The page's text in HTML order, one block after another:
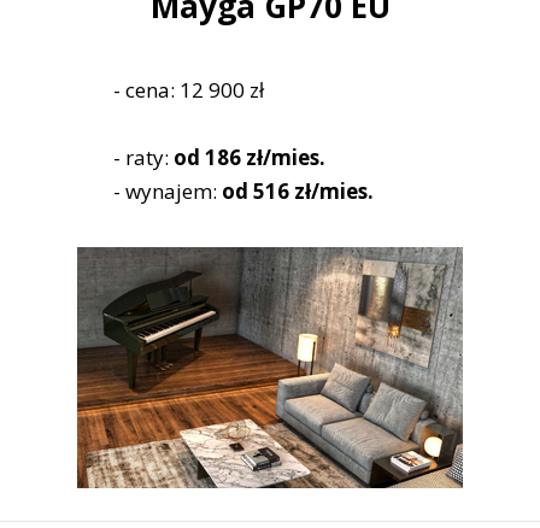
- cena: 12 900 zł
- raty: od 186 zł/mies.
- wynajem: od 516 zł/mies.